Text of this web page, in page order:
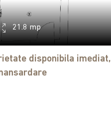
21.8 mp
disponibila imediat,